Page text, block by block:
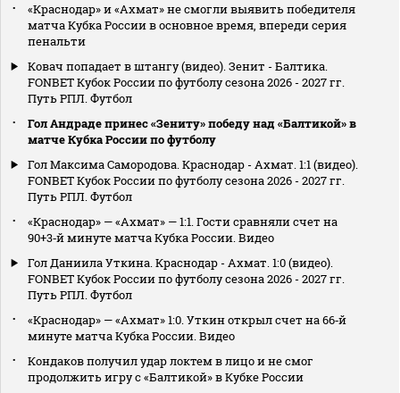
«Краснодар» и «Ахмат» не смогли выявить победителя
матча Кубка России в основное время, впереди серия
пенальти
Ковач попадает в штангу (видео). Зенит - Балтика.
FONBET Кубок России по футболу сезона 2026 - 2027 гг.
Путь РПЛ. Футбол
Гол Андраде принес «Зениту» победу над «Балтикой» в
матче Кубка России по футболу
Гол Максима Самородова. Краснодар - Ахмат. 1:1 (видео).
FONBET Кубок России по футболу сезона 2026 - 2027 гг.
Путь РПЛ. Футбол
«Краснодар» — «Ахмат» — 1:1. Гости сравняли счет на
90+3‑й минуте матча Кубка России. Видео
Гол Даниила Уткина. Краснодар - Ахмат. 1:0 (видео).
FONBET Кубок России по футболу сезона 2026 - 2027 гг.
Путь РПЛ. Футбол
«Краснодар» — «Ахмат» 1:0. Уткин открыл счет на 66‑й
минуте матча Кубка России. Видео
Кондаков получил удар локтем в лицо и не смог
продолжить игру с «Балтикой» в Кубке России